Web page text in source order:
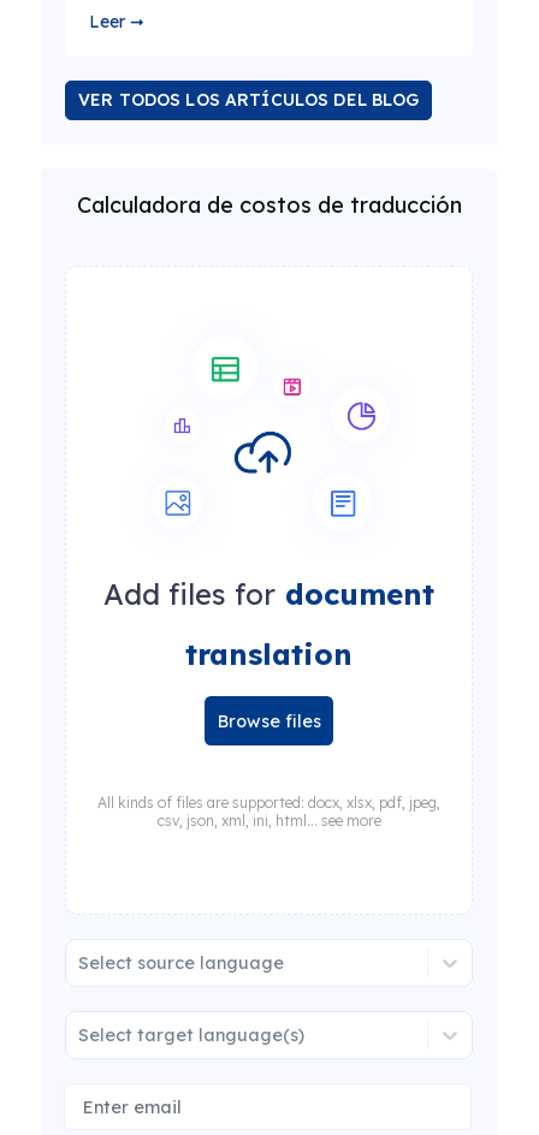
Leer ➞
VER TODOS LOS ARTÍCULOS DEL BLOG
Calculadora de costos de traducción
Add files for document
translation
Browse files
All kinds of files are supported: docx, xlsx, pdf, jpeg,
csv, json, xml, ini, html... see more
Select source language
Select target language(s)